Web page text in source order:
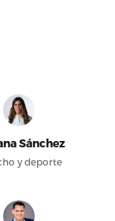
Sánchez
y deporte